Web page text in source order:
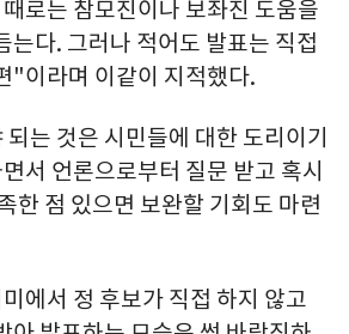
로는 참모진이나 보좌진 도움을
는다. 그러나 적어도 발표는 직접
"이라며 이같이 지적했다.
는 것은 시민들에 대한 도리이기
서 언론으로부터 질문 받고 혹시
한 점 있으면 보완할 기회도 마련
에서 정 후보가 직접 하지 않고